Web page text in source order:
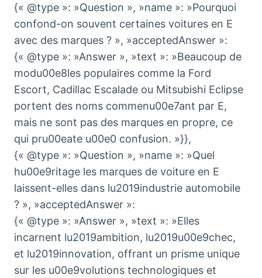
{« @type »: »Question », »name »: »Pourquoi
confond-on souvent certaines voitures en E
avec des marques ? », »acceptedAnswer »:
{« @type »: »Answer », »text »: »Beaucoup de
modu00e8les populaires comme la Ford
Escort, Cadillac Escalade ou Mitsubishi Eclipse
portent des noms commenu00e7ant par E,
mais ne sont pas des marques en propre, ce
qui pru00eate u00e0 confusion. »}},
{« @type »: »Question », »name »: »Quel
hu00e9ritage les marques de voiture en E
laissent-elles dans lu2019industrie automobile
? », »acceptedAnswer »:
{« @type »: »Answer », »text »: »Elles
incarnent lu2019ambition, lu2019u00e9chec,
et lu2019innovation, offrant un prisme unique
sur les u00e9volutions technologiques et